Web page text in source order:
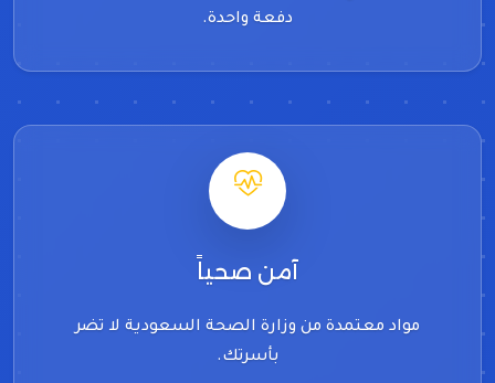
دفعة واحدة.
آمن صحياً
مواد معتمدة من وزارة الصحة السعودية لا تضر
بأسرتك.